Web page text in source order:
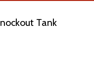
Tank